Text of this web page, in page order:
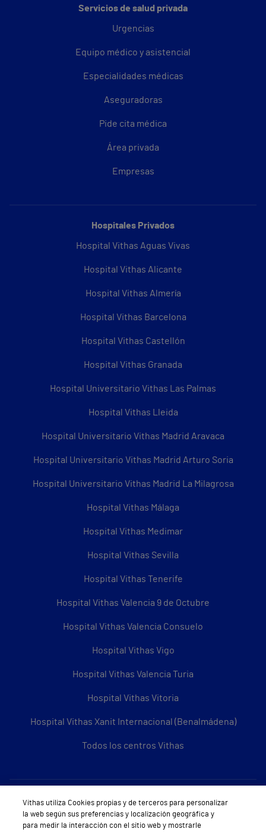
Servicios de salud privada
Urgencias
Equipo médico y asistencial
Especialidades médicas
Aseguradoras
Pide cita médica
Área privada
Empresas
Hospitales Privados
Hospital Vithas Aguas Vivas
Hospital Vithas Alicante
Hospital Vithas Almería
Hospital Vithas Barcelona
Hospital Vithas Castellón
Hospital Vithas Granada
Hospital Universitario Vithas Las Palmas
Hospital Vithas Lleida
Hospital Universitario Vithas Madrid Aravaca
Hospital Universitario Vithas Madrid Arturo Soria
Hospital Universitario Vithas Madrid La Milagrosa
Hospital Vithas Málaga
Hospital Vithas Medimar
Hospital Vithas Sevilla
Hospital Vithas Tenerife
Hospital Vithas Valencia 9 de Octubre
Hospital Vithas Valencia Consuelo
Hospital Vithas Vigo
Hospital Vithas Valencia Turia
Hospital Vithas Vitoria
Hospital Vithas Xanit Internacional (Benalmádena)
Todos los centros Vithas
Sobre Vithas
Quiénes somos
Vithas utiliza Cookies propias y de terceros para personalizar
la web según sus preferencias y localización geográfica y
para medir la interacción con el sitio web y mostrarle